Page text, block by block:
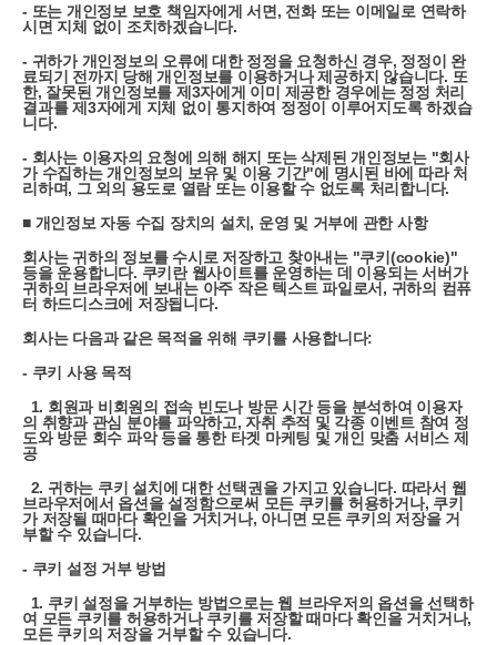
- 또는 개인정보 보호 책임자에게 서면, 전화 또는 이메일로 연락하
시면 지체 없이 조치하겠습니다.
- 귀하가 개인정보의 오류에 대한 정정을 요청하신 경우, 정정이 완
료되기 전까지 당해 개인정보를 이용하거나 제공하지 않습니다. 또
한, 잘못된 개인정보를 제3자에게 이미 제공한 경우에는 정정 처리
결과를 제3자에게 지체 없이 통지하여 정정이 이루어지도록 하겠습
니다.
- 회사는 이용자의 요청에 의해 해지 또는 삭제된 개인정보는 "회사
가 수집하는 개인정보의 보유 및 이용 기간"에 명시된 바에 따라 처
리하며, 그 외의 용도로 열람 또는 이용할 수 없도록 처리합니다.
■ 개인정보 자동 수집 장치의 설치, 운영 및 거부에 관한 사항
회사는 귀하의 정보를 수시로 저장하고 찾아내는 "쿠키(cookie)"
등을 운용합니다. 쿠키란 웹사이트를 운영하는 데 이용되는 서버가
귀하의 브라우저에 보내는 아주 작은 텍스트 파일로서, 귀하의 컴퓨
터 하드디스크에 저장됩니다.
회사는 다음과 같은 목적을 위해 쿠키를 사용합니다:
- 쿠키 사용 목적
1. 회원과 비회원의 접속 빈도나 방문 시간 등을 분석하여 이용자
의 취향과 관심 분야를 파악하고, 자취 추적 및 각종 이벤트 참여 정
도와 방문 회수 파악 등을 통한 타겟 마케팅 및 개인 맞춤 서비스 제
공
2. 귀하는 쿠키 설치에 대한 선택권을 가지고 있습니다. 따라서 웹
브라우저에서 옵션을 설정함으로써 모든 쿠키를 허용하거나, 쿠키
가 저장될 때마다 확인을 거치거나, 아니면 모든 쿠키의 저장을 거
부할 수 있습니다.
- 쿠키 설정 거부 방법
1. 쿠키 설정을 거부하는 방법으로는 웹 브라우저의 옵션을 선택하
여 모든 쿠키를 허용하거나 쿠키를 저장할 때마다 확인을 거치거나,
모든 쿠키의 저장을 거부할 수 있습니다.